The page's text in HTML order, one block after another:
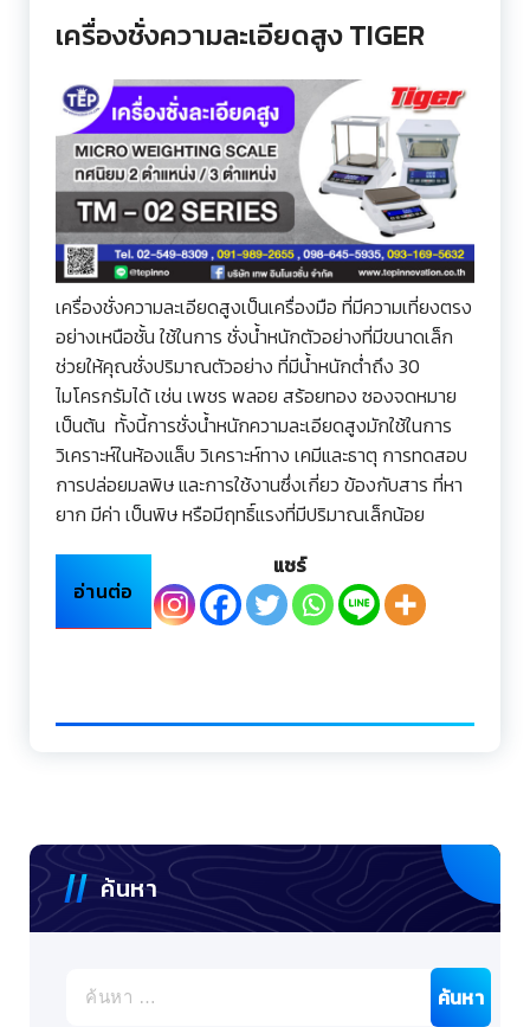
เครื่องชั่งความละเอียดสูง TIGER
เครื่องชั่งความละเอียดสูงเป็นเครื่องมือ ที่มีความเที่ยงตรง
อย่างเหนือชั้น ใช้ในการ ชั่งน้ำหนักตัวอย่างที่มีขนาดเล็ก
ช่วยให้คุณชั่งปริมาณตัวอย่าง ที่มีน้ำหนักต่ำถึง 30
ไมโครกรัมได้ เช่น เพชร พลอย สร้อยทอง ซองจดหมาย
เป็นต้น ทั้งนี้การชั่งน้ำหนักความละเอียดสูงมักใช้ในการ
วิเคราะห์ในห้องแล็บ วิเคราะห์ทาง เคมีและธาตุ การทดสอบ
การปล่อยมลพิษ และการใช้งานซึ่งเกี่ยว ข้องกับสาร ที่หา
ยาก มีค่า เป็นพิษ หรือมีฤทธิ์แรงที่มีปริมาณเล็กน้อย
อ่านต่อ
แชร์
ค้นหา
ค้นหา
สำหรับ: